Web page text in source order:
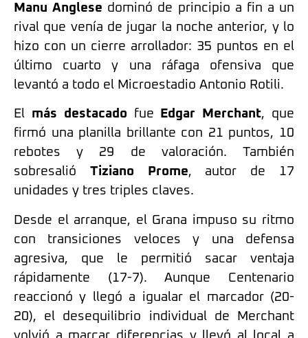
Manu Anglese dominó de principio a fin a un
rival que venía de jugar la noche anterior, y lo
hizo con un cierre arrollador: 35 puntos en el
último cuarto y una ráfaga ofensiva que
levantó a todo el Microestadio Antonio Rotili.
El más destacado fue Edgar Merchant, que
firmó una planilla brillante con 21 puntos, 10
rebotes y 29 de valoración. También
sobresalió Tiziano Prome, autor de 17
unidades y tres triples claves.
Desde el arranque, el Grana impuso su ritmo
con transiciones veloces y una defensa
agresiva, que le permitió sacar ventaja
rápidamente (17-7). Aunque Centenario
reaccionó y llegó a igualar el marcador (20-
20), el desequilibrio individual de Merchant
volvió a marcar diferencias y llevó al local a